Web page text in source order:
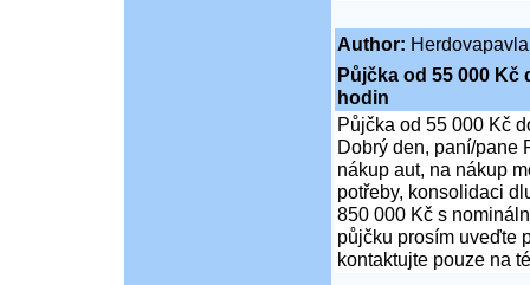
Author: Herdovapavla
Půjčka od 55 000 Kč
hodin
Půjčka od 55 000 Kč
Dobrý den, paní/pane
nákup aut, na nákup
potřeby, konsolidaci
850 000 Kč s
půjčku prosím uveďte
kontaktujte pouze na